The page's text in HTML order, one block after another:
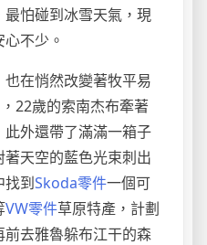
怕碰到冰雪天氣，現
不少。
也在悄然改變著牧平易
22歲的索南杰布牽著
外還帶了滿滿一箱子
天空的藍色光束刺出
找到Skoda零件一個可
VW零件草原特產，計劃
去雅魯躲布江干的森